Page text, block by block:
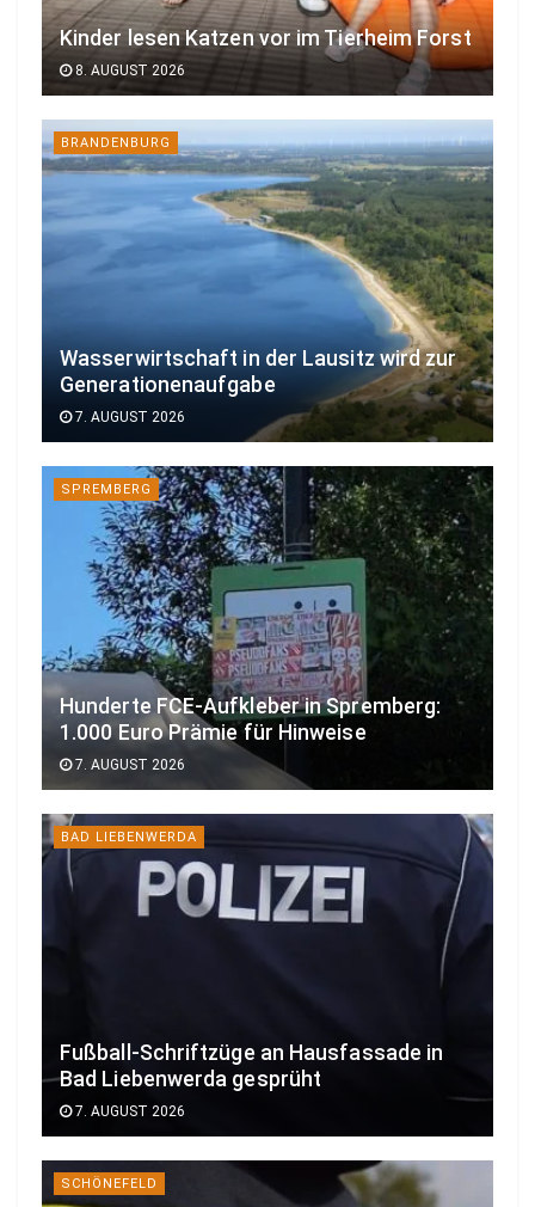
Kinder lesen Katzen vor im Tierheim Forst
8. AUGUST 2026
BRANDENBURG
Wasserwirtschaft in der Lausitz wird zur
Generationenaufgabe
7. AUGUST 2026
SPREMBERG
Hunderte FCE-Aufkleber in Spremberg:
1.000 Euro Prämie für Hinweise
7. AUGUST 2026
BAD LIEBENWERDA
Fußball-Schriftzüge an Hausfassade in
Bad Liebenwerda gesprüht
7. AUGUST 2026
SCHÖNEFELD